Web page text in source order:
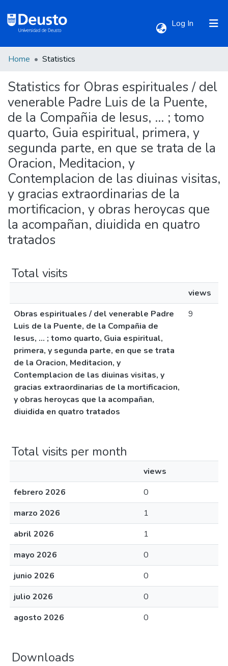
Log In (current)
All of DSpace
Home Statistics
Statistics for Obras espirituales / del
venerable Padre Luis de la Puente,
de la Compañia de Iesus, ... ; tomo
quarto, Guia espiritual, primera, y
segunda parte, en que se trata de la
Oracion, Meditacion, y
Contemplacion de las diuinas visitas,
y gracias extraordinarias de la
mortificacion, y obras heroycas que
la acompañan, diuidida en quatro
tratados
Total visits
views
Obras espirituales / del venerable Padre
Luis de la Puente, de la Compañia de
Iesus, ... ; tomo quarto, Guia espiritual,
primera, y segunda parte, en que se trata
de la Oracion, Meditacion, y
Contemplacion de las diuinas visitas, y
gracias extraordinarias de la mortificacion,
y obras heroycas que la acompañan,
diuidida en quatro tratados
9
Total visits per month
views
febrero 2026
0
marzo 2026
1
abril 2026
1
mayo 2026
0
junio 2026
0
julio 2026
0
agosto 2026
0
Downloads